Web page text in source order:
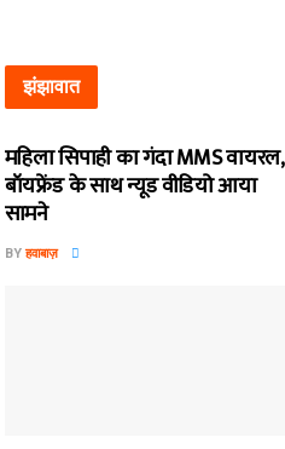
झंझावात
महिला सिपाही का गंदा MMS वायरल,
बॉयफ्रेंड के साथ न्यूड वीडियो आया
सामने
BY हवाबाज़